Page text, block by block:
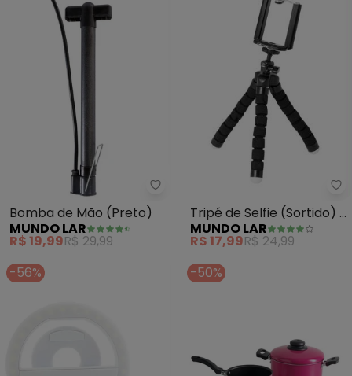
Mundo Lar - Bomba de Mão
Bomba de Mão (Preto)
MUNDO LAR
R$ 19,99R$ 29,99
Tripé de Selfie (Sortido) 1
Peça
MUNDO LAR
R$ 17,99R$ 24,99
-56%
-50%